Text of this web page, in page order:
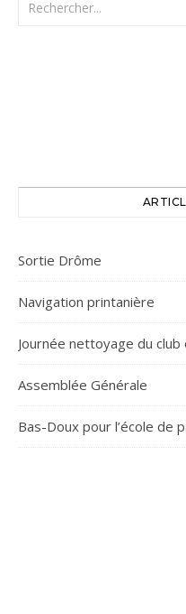
Sortie Drôme
Navigation printanière
Journée nettoyage du
Assemblée Générale
Bas-Doux pour l’école de